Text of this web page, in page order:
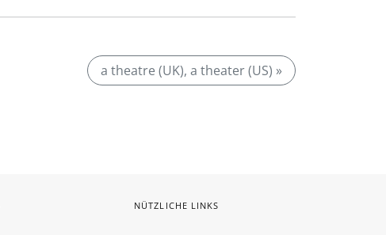
a theatre (UK), a theater (US) »
NÜTZLICHE LINKS